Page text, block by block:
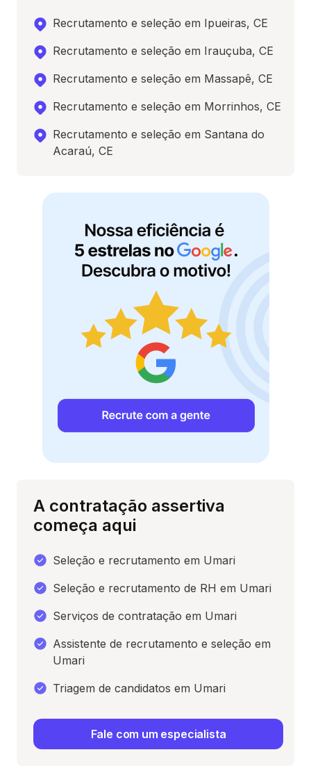
Recrutamento e seleção em Ipueiras, CE
Recrutamento e seleção em Irauçuba, CE
Recrutamento e seleção em Massapê, CE
Recrutamento e seleção em Morrinhos, CE
Recrutamento e seleção em Santana do
Acaraú, CE
A contratação assertiva
começa aqui
Seleção e recrutamento em Umari
Seleção e recrutamento de RH em Umari
Serviços de contratação em Umari
Assistente de recrutamento e seleção em
Umari
Triagem de candidatos em Umari
Fale com um especialista